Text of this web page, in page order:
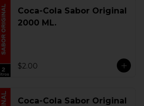
Coca-Cola Sabor Original
2000 ML.
$2.00
Coca-Cola Sabor Original